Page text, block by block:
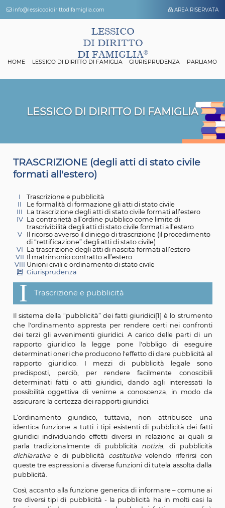
info@lessicodidirittodifamiglia.com AREA
LESSICO
DI DIRITTO
DI FAMIGLIA
LESSICO DI DIRITTO DI
RASCRIZIONE (degli atti di stato
formati all'estero)
I
Trascrizione e pubblicità
Le formalità di formazione gli atti di stato civile
III La trascrizione degli atti di stato civile formati
IV La contrarietà all’ordine pubblico come limite di
trascrivibilità degli atti di stato civile formati
V
Il ricorso avverso il diniego di trascrizione (il
di “rettificazione” degli atti di stato civile)
La trascrizione degli atti di nascita formati all’estero
VII Il matrimonio contratto all’estero
VIII
Unioni civili e ordinamento di stato civile
Giurisprudenza
I Trascrizione e pubblicità
Il sistema della “pubblicità” dei fatti giuridici[1] è lo
che l'ordinamento appresta per rendere certi nei
dei terzi gli avvenimenti giuridici. A carico delle
rapporto giuridico la legge pone l'obbligo di
determinati oneri che producono l'effetto di dare
rapporto giuridico. I mezzi di pubblicità
predisposti, perciò, per rendere facilmente
determinati fatti o atti giuridici, dando agli
possibilità oggettiva di venirne a conoscenza, in
assicurare la certezza dei rapporti giuridici.
L’ordinamento giuridico, tuttavia, non
identica funzione a tutti i tipi esistenti di pubblicità